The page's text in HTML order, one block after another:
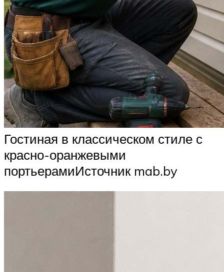
Гостиная в классическом стиле с
красно-оранжевыми
портьерамиИсточник mab.by